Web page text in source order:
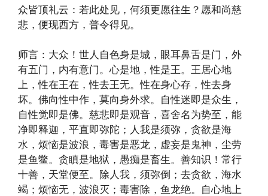
众皆顶礼云：若此处见，何须更愿往生？愿和尚慈
悲，便现西方，普令得见。
师言：大众！世人自色身是城，眼耳鼻舌是门，外
有五门，内有意门。心是地，性是王。王居心地
上，性在王在，性去王无。性在身心存，性去身
坏。佛向性中作，莫向身外求。自性迷即是众生，
自性觉即是佛。慈悲即是观音，喜舍名为势至，能
净即释迦，平直即弥陀；人我是须弥，贪欲是海
水，烦恼是波浪，毒害是恶龙，虚妄是鬼神，尘劳
是鱼鳖。贪瞋是地狱，愚痴是畜生。善知识！常行
十善，天堂便至。除人我，须弥倒；去贪欲，海水
竭；烦恼无，波浪灭；毒害除，鱼龙绝。自心地上